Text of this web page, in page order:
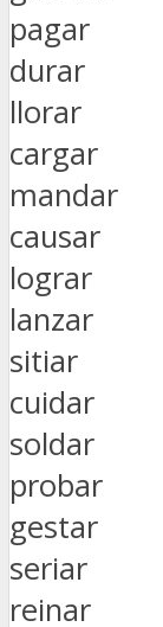
pagar
durar
llorar
cargar
mandar
causar
lograr
lanzar
sitiar
cuidar
soldar
probar
gestar
seriar
reinar